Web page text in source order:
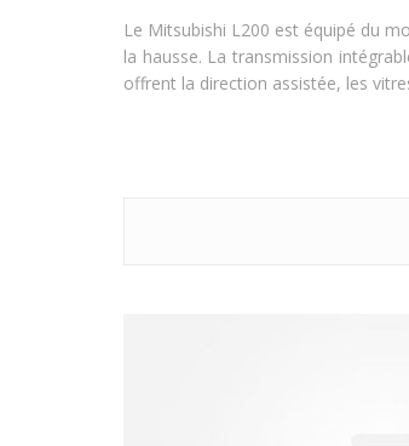
Le Mitsubishi L200 est équipé du
la hausse. La transmission
offrent la direction assistée, les